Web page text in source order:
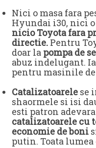
Nici o masa fara
Hyundai i30, nici o
nicio Toyota fara
directie. Pentru
doar la pompa de
abuz indelugant.
pentru masinile
Catalizatoarele se
shaormele si isi
esti patron
catalizatoarele cu
economie de boni
putin. Toata